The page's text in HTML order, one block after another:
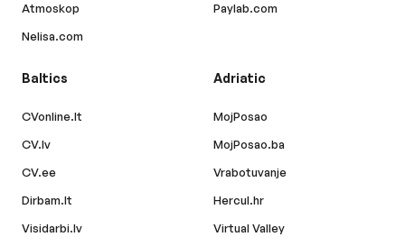
Atmoskop
Nelisa.com
Paylab.com
Baltics
CVonline.lt
CV.lv
CV.ee
Dirbam.lt
Visidarbi.lv
Adriatic
MojPosao
MojPosao.ba
Vrabotuvanje
Hercul.hr
Virtual Valley